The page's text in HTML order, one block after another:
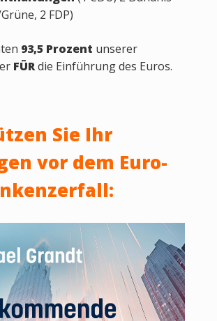
2 FDP)
93,5 Prozent unserer
FÜRdie Einführung des Euros.
Sie Ihr
vor dem Euro-